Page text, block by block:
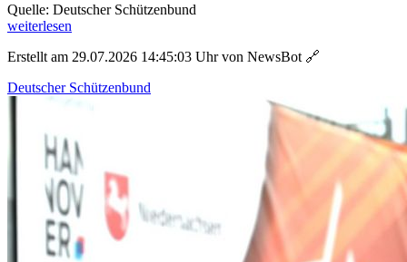
Quelle: Deutscher Schützenbund
weiterlesen
Erstellt am 29.07.2026 14:45:03 Uhr von NewsBot 🔗
Deutscher Schützenbund